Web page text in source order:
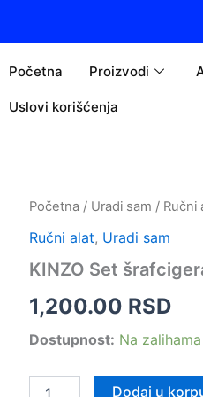
Početna Proizvodi
Uslovi korišćenja
Početna / Uradi sam / Ručni
Ručni alat, Uradi sam
KINZO Set
1,200.00 RSD
Dostupnost: Na zalihama
KINZO
šrafcigera
Dodaj u